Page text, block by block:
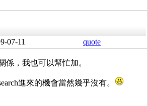
07-11 quote
係，我也可以幫忙加。
進來的機會當然幾乎沒有。